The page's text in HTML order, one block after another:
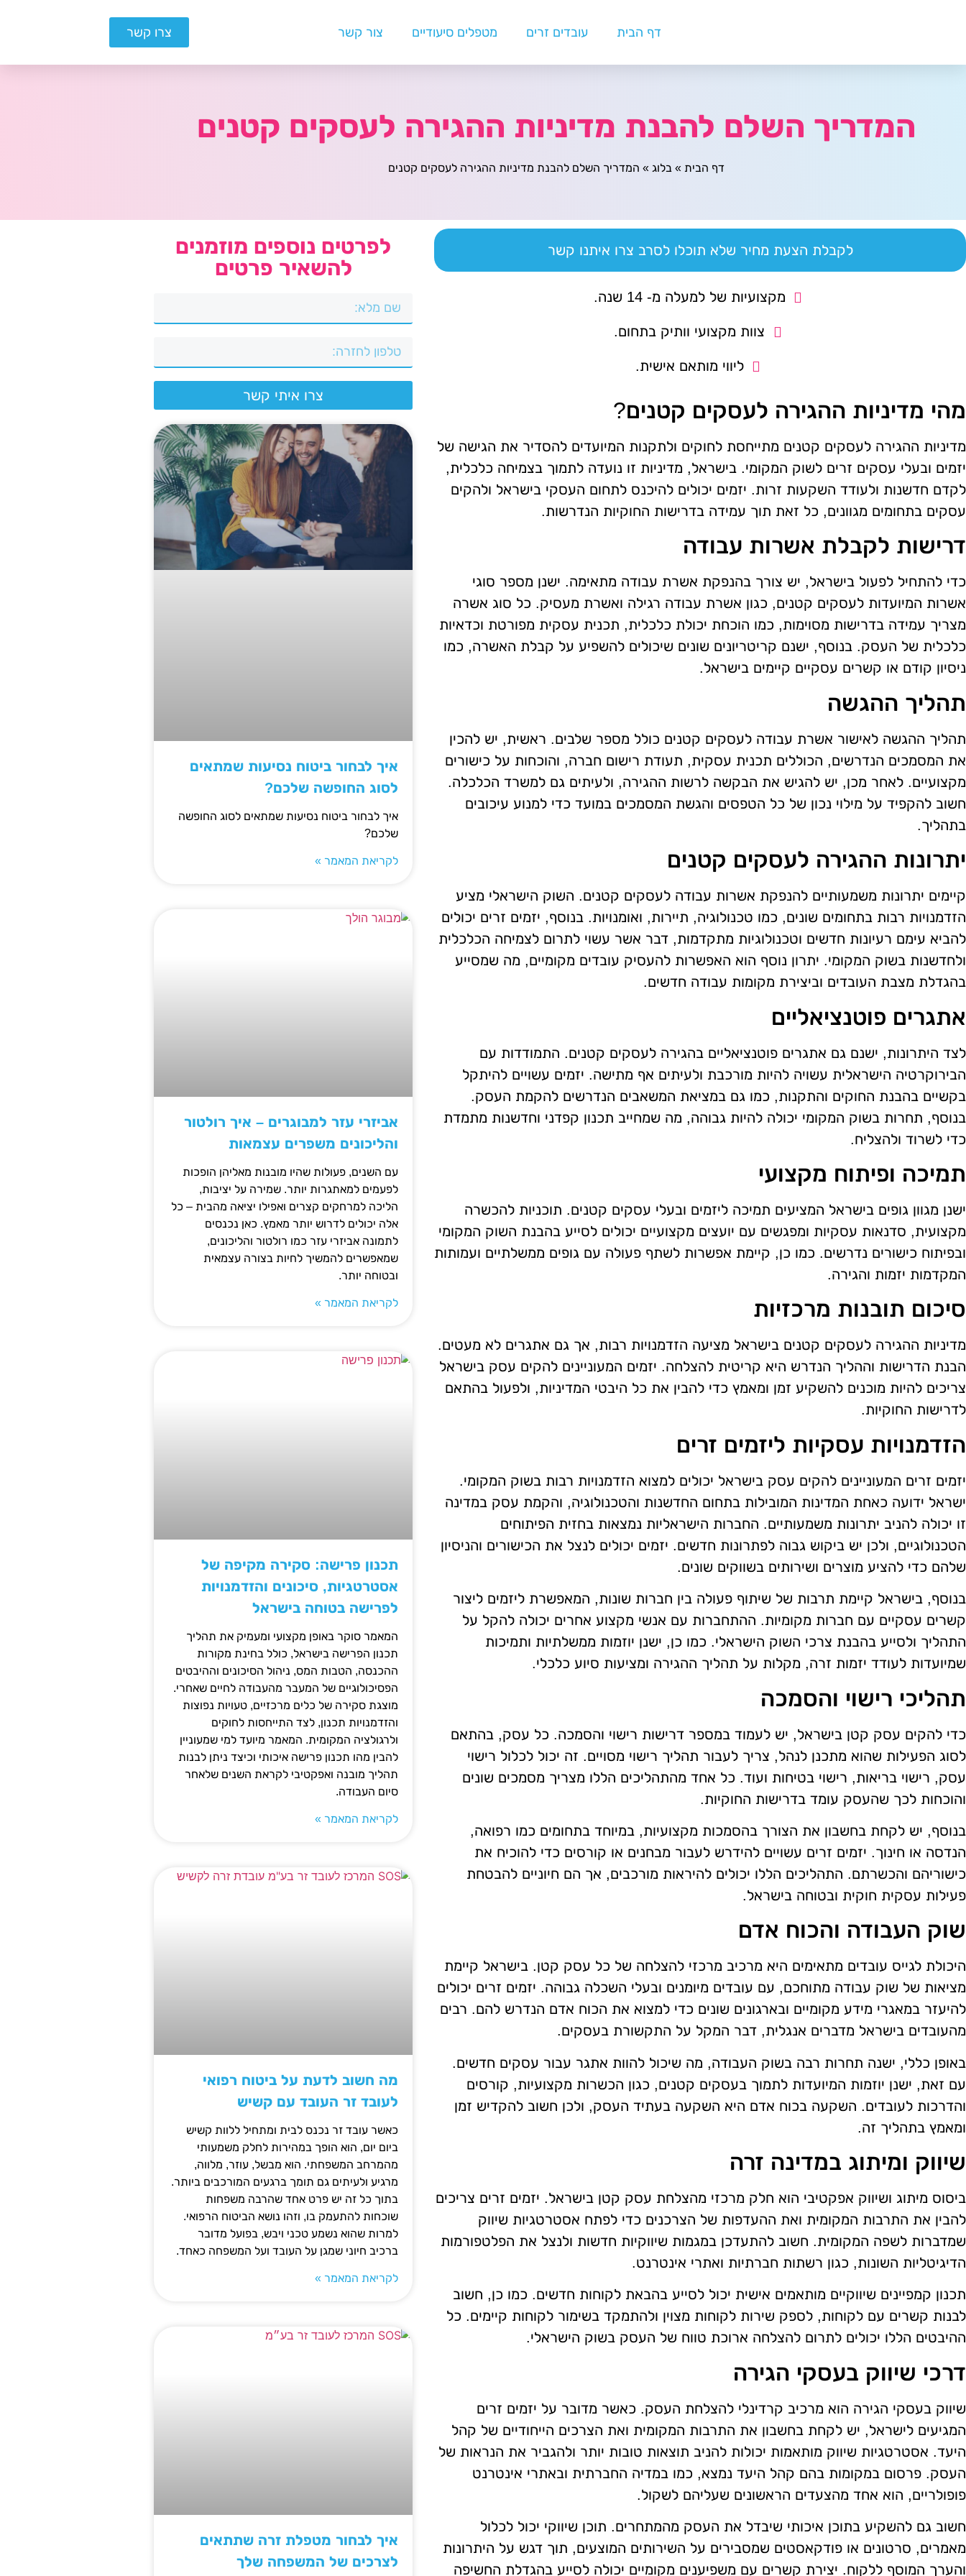
דף הבית עובדים זרים מטפלים סיעודיים צור קשר צרו קשר
המדריך השלם להבנת מדיניות ההגירה לעסקים קטנים
דף הבית » בלוג » המדריך השלם להבנת מדיניות ההגירה לעסקים קטנים
לקבלת הצעת מחיר שלא תוכלו לסרב צרו איתנו קשר
מקצועיות של למעלה מ- 14 שנה.
צוות מקצועי וותיק בתחום.
ליווי מותאם אישית.
מהי מדיניות ההגירה לעסקים קטנים?
מדיניות ההגירה לעסקים קטנים מתייחסת לחוקים ולתקנות המיועדים להסדיר את הגישה של
יזמים ובעלי עסקים זרים לשוק המקומי. בישראל, מדיניות זו נועדה לתמוך בצמיחה כלכלית,
לקדם חדשנות ולעודד השקעות זרות. יזמים יכולים להיכנס לתחום העסקי בישראל ולהקים
עסקים בתחומים מגוונים, כל זאת תוך עמידה בדרישות החוקיות הנדרשות.
דרישות לקבלת אשרות עבודה
כדי להתחיל לפעול בישראל, יש צורך בהנפקת אשרת עבודה מתאימה. ישנן מספר סוגי
אשרות המיועדות לעסקים קטנים, כגון אשרת עבודה רגילה ואשרת מעסיק. כל סוג אשרה
מצריך עמידה בדרישות מסוימות, כמו הוכחת יכולת כלכלית, תכנית עסקית מפורטת וכדאיות
כלכלית של העסק. בנוסף, ישנם קריטריונים שונים שיכולים להשפיע על קבלת האשרה, כמו
ניסיון קודם או קשרים עסקיים קיימים בישראל.
תהליך ההגשה
תהליך ההגשה לאישור אשרת עבודה לעסקים קטנים כולל מספר שלבים. ראשית, יש להכין
את המסמכים הנדרשים, הכוללים תכנית עסקית, תעודת רישום חברה, והוכחות על כישורים
מקצועיים. לאחר מכן, יש להגיש את הבקשה לרשות ההגירה, ולעיתים גם למשרד הכלכלה.
חשוב להקפיד על מילוי נכון של כל הטפסים והגשת המסמכים במועד כדי למנוע עיכובים
בתהליך.
יתרונות ההגירה לעסקים קטנים
קיימים יתרונות משמעותיים להנפקת אשרות עבודה לעסקים קטנים. השוק הישראלי מציע
הזדמנויות רבות בתחומים שונים, כמו טכנולוגיה, תיירות, ואומנויות. בנוסף, יזמים זרים יכולים
להביא עימם רעיונות חדשים וטכנולוגיות מתקדמות, דבר אשר עשוי לתרום לצמיחה הכלכלית
ולחדשנות בשוק המקומי. יתרון נוסף הוא האפשרות להעסיק עובדים מקומיים, מה שמסייע
בהגדלת מצבת העובדים וביצירת מקומות עבודה חדשים.
אתגרים פוטנציאליים
לצד היתרונות, ישנם גם אתגרים פוטנציאליים בהגירה לעסקים קטנים. התמודדות עם
הבירוקרטיה הישראלית עשויה להיות מורכבת ולעיתים אף מתישה. יזמים עשויים להיתקל
בקשיים בהבנת החוקים והתקנות, כמו גם במציאת המשאבים הנדרשים להקמת העסק.
בנוסף, תחרות בשוק המקומי יכולה להיות גבוהה, מה שמחייב תכנון קפדני וחדשנות מתמדת
כדי לשרוד ולהצליח.
תמיכה ופיתוח מקצועי
ישנן מגוון גופים בישראל המציעים תמיכה ליזמים ובעלי עסקים קטנים. תוכניות להכשרה
מקצועית, סדנאות עסקיות ומפגשים עם יועצים מקצועיים יכולים לסייע בהבנת השוק המקומי
ובפיתוח כישורים נדרשים. כמו כן, קיימת אפשרות לשתף פעולה עם גופים ממשלתיים ועמותות
המקדמות יזמות והגירה.
סיכום תובנות מרכזיות
מדיניות ההגירה לעסקים קטנים בישראל מציעה הזדמנויות רבות, אך גם אתגרים לא מעטים.
הבנת הדרישות וההליך הנדרש היא קריטית להצלחה. יזמים המעוניינים להקים עסק בישראל
צריכים להיות מוכנים להשקיע זמן ומאמץ כדי להבין את כל היבטי המדיניות, ולפעול בהתאם
לדרישות החוקיות.
הזדמנויות עסקיות ליזמים זרים
יזמים זרים המעוניינים להקים עסק בישראל יכולים למצוא הזדמנויות רבות בשוק המקומי.
ישראל ידועה כאחת המדינות המובילות בתחום החדשנות והטכנולוגיה, והקמת עסק במדינה
זו יכולה להניב יתרונות משמעותיים. החברות הישראליות נמצאות בחזית הפיתוחים
הטכנולוגיים, ולכן יש ביקוש גבוה לפתרונות חדשים. יזמים יכולים לנצל את הכישורים והניסיון
שלהם כדי להציע מוצרים ושירותים בשווקים שונים.
בנוסף, בישראל קיימת תרבות של שיתוף פעולה בין חברות שונות, המאפשרת ליזמים ליצור
קשרים עסקיים עם חברות מקומיות. ההתחברות עם אנשי מקצוע אחרים יכולה להקל על
התהליך ולסייע בהבנת צרכי השוק הישראלי. כמו כן, ישנן יוזמות ממשלתיות ותמיכות
שמיועדות לעודד יזמות זרה, מקלות על תהליך ההגירה ומציעות סיוע כלכלי.
תהליכי רישוי והסמכה
כדי להקים עסק קטן בישראל, יש לעמוד במספר דרישות רישוי והסמכה. כל עסק, בהתאם
לסוג הפעילות שהוא מתכנן לנהל, צריך לעבור תהליך רישוי מסויים. זה יכול לכלול רישוי
עסק, רישוי בריאות, רישוי בטיחות ועוד. כל אחד מהתהליכים הללו מצריך מסמכים שונים
והוכחות לכך שהעסק עומד בדרישות החוקיות.
בנוסף, יש לקחת בחשבון את הצורך בהסמכות מקצועיות, במיוחד בתחומים כמו רפואה,
הנדסה או חינוך. יזמים זרים עשויים להידרש לעבור מבחנים או קורסים כדי להוכיח את
כישוריהם והכשרתם. התהליכים הללו יכולים להיראות מורכבים, אך הם חיוניים להבטחת
פעילות עסקית חוקית ובטוחה בישראל.
שוק העבודה והכוח אדם
היכולת לגייס עובדים מתאימים היא מרכיב מרכזי להצלחה של כל עסק קטן. בישראל קיימת
מציאות של שוק עבודה מתוחכם, עם עובדים מיומנים ובעלי השכלה גבוהה. יזמים זרים יכולים
להיעזר במאגרי מידע מקומיים ובארגונים שונים כדי למצוא את הכוח אדם הנדרש להם. רבים
מהעובדים בישראל מדברים אנגלית, דבר המקל על התקשורת בעסקים.
באופן כללי, ישנה תחרות רבה בשוק העבודה, מה שיכול להוות אתגר עבור עסקים חדשים.
עם זאת, ישנן יוזמות המיועדות לתמוך בעסקים קטנים, כגון הכשרות מקצועיות, קורסים
והדרכות לעובדים. השקעה בכוח אדם היא השקעה בעתיד העסק, ולכן חשוב להקדיש זמן
ומאמץ בתהליך זה.
שיווק ומיתוג במדינה זרה
ביסוס מיתוג ושיווק אפקטיבי הוא חלק מרכזי מהצלחת עסק קטן בישראל. יזמים זרים צריכים
להבין את התרבות המקומית ואת ההעדפות של הצרכנים כדי לפתח אסטרטגיות שיווק
שמדברות לשפה המקומית. חשוב להתעדכן במגמות שיווקיות חדשות ולנצל את הפלטפורמות
הדיגיטליות השונות, כגון רשתות חברתיות ואתרי אינטרנט.
תכנון קמפיינים שיווקיים מותאמים אישית יכול לסייע בהבאת לקוחות חדשים. כמו כן, חשוב
לבנות קשרים עם לקוחות, לספק שירות לקוחות מצוין ולהתמקד בשימור לקוחות קיימים. כל
ההיבטים הללו יכולים לתרום להצלחה ארוכת טווח של העסק בשוק הישראלי.
דרכי שיווק בעסקי הגירה
שיווק בעסקי הגירה הוא מרכיב קרדינלי להצלחת העסק. כאשר מדובר על יזמים זרים
המגיעים לישראל, יש לקחת בחשבון את התרבות המקומית ואת הצרכים הייחודיים של קהל
היעד. אסטרטגיות שיווק מותאמות יכולות להניב תוצאות טובות יותר ולהגביר את הנראות של
העסק. פרסום במקומות בהם קהל היעד נמצא, כמו במדיה החברתית ובאתרי אינטרנט
פופולריים, הוא אחד מהצעדים הראשונים שעליהם לשקול.
חשוב גם להשקיע בתוכן איכותי שיבדל את העסק מהמתחרים. תוכן שיווקי יכול לכלול
מאמרים, סרטונים או פודקאסטים שמסבירים על השירותים המוצעים, תוך דגש על היתרונות
והערך המוסף ללקוח. יצירת קשרים עם משפיענים מקומיים יכולה לסייע בהגדלת החשיפה
לפרטים נוספים מוזמנים
להשאיר פרטים
צרו איתי קשר
איך לבחור ביטוח נסיעות שמתאים
לסוג החופשה שלכם?
איך לבחור ביטוח נסיעות שמתאים לסוג החופשה
שלכם?
לקריאת המאמר »
אביזרי עזר למבוגרים – איך רולטור
והליכונים משפרים עצמאות
עם השנים, פעולות שהיו מובנות מאליהן הופכות
לפעמים למאתגרות יותר. שמירה על יציבות,
הליכה למרחקים קצרים ואפילו יציאה מהבית – כל
אלה יכולים לדרוש יותר מאמץ. כאן נכנסים
לתמונה אביזרי עזר כמו רולטור והליכונים,
שמאפשרים להמשיך לחיות בצורה עצמאית
ובטוחה יותר.
לקריאת המאמר »
תכנון פרישה: סקירה מקיפה של
אסטרטגיות, סיכונים והזדמנויות
לפרישה בטוחה בישראל
המאמר סוקר באופן מקצועי ומעמיק את תהליך
תכנון הפרישה בישראל, כולל בחינת מקורות
ההכנסה, הטבות המס, ניהול הסיכונים וההיבטים
הפסיכולוגיים של המעבר מהעבודה לחיים שאחרי.
מוצגת סקירה של כלים מרכזיים, טעויות נפוצות
והזדמנויות תכנון, לצד התייחסות לחוקים
ולרגולציה המקומית. המאמר מיועד למי שמעוניין
להבין מהו תכנון פרישה איכותי וכיצד ניתן לבנות
תהליך מובנה ואפקטיבי לקראת השנים שלאחר
סיום העבודה.
לקריאת המאמר »
מה חשוב לדעת על ביטוח רפואי
לעובד זר העובד עם קשיש
כאשר עובד זר נכנס לבית ומתחיל ללוות קשיש
ביום יום, הוא הופך במהירות לחלק משמעותי
מהמרחב המשפחתי. הוא מבשל, עוזר, מלווה,
מרגיע ולעיתים גם תומך ברגעים המורכבים ביותר.
בתוך כל זה יש פרט אחד שהרבה משפחות
שוכחות להתעמק בו, וזהו נושא הביטוח הרפואי.
למרות שהוא נשמע טכני ויבש, בפועל מדובר
ברכיב חיוני שמגן על העובד ועל המשפחה כאחד.
לקריאת המאמר »
איך לבחור מטפלת זרה שתתאים
לצרכים של המשפחה שלך